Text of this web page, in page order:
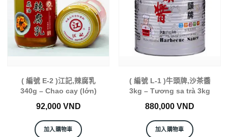
( 編號 E-2 )江記,辣腐乳
340g – Chao cay (lớn)
92,000 VND
加入購物車
( 編號 L-1 )牛頭牌,沙茶醬
3kg – Tương sa trà 3kg
880,000 VND
加入購物車